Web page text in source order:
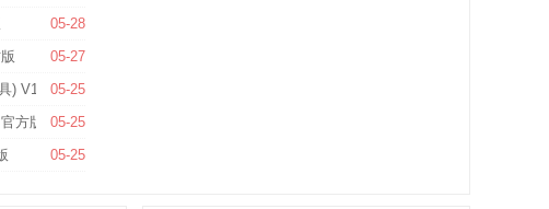
05-28
05-27
05-25
) V1.7.2 官方版
05-25
方版
05-25